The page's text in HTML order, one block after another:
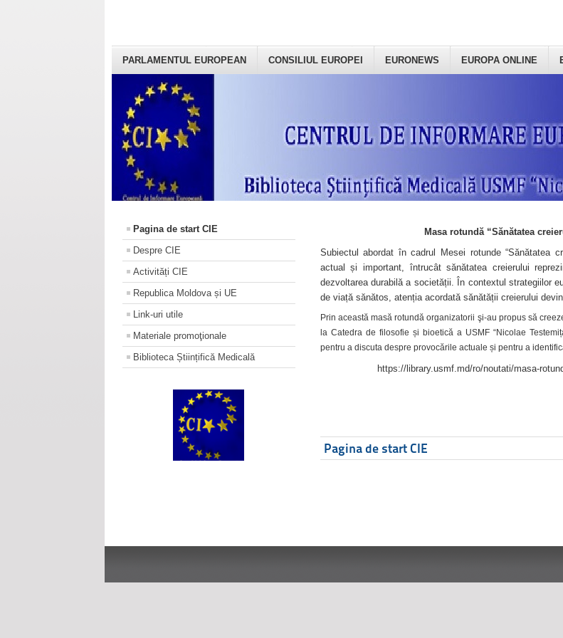
PARLAMENTUL EUROPEAN CONSILIUL EUROPEI EURONEWS EUROPA ONLINE
Pagina de start CIE
Despre CIE
Activități CIE
Republica Moldova și UE
Link-uri utile
Materiale promoţionale
Biblioteca Științifică Medicală
Masa rotundă “Sănătatea
Subiectul abordat în cadrul Mesei rotunde “Sănătatea
actual și important, întrucât sănătatea creierului
dezvoltarea durabilă a societății. În contextul strategiilor
de viață sănătos, atenția acordată sănătății creierului
Prin această masă rotundă organizatorii şi-au propus să
la Catedra de filosofie și bioetică a USMF “Nicolae
pentru a discuta despre provocările actuale și pentru a
https://library.usmf.md/ro/noutati/masa-
Pagina de start CIE